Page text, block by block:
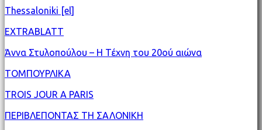
Thessaloniki [el]
EXTRABLATT
Άννα Στυλοπούλου – Η Τέχνη του 20ού αιώνα
ΤΟΜΠΟΥΡΛΙΚΑ
TROIS JOUR A PARIS
ΠΕΡΙΒΛΕΠΟΝΤΑΣ ΤΗ ΣΑΛΟΝΙΚΗ